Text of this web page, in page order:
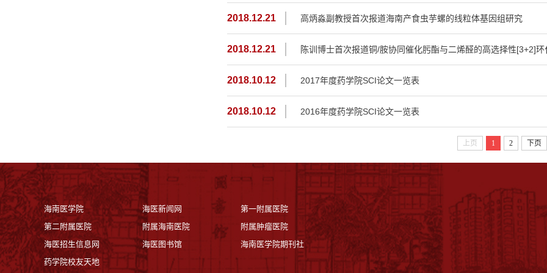
2018.12.21 高炳淼副教授首次报道海南产食虫芋螺的线粒体基因组研究
2018.12.21 陈训博士首次报道铜/胺协同催化肟酯与二烯醛的高选择性[3+2]环
2018.10.12 2017年度药学院SCI论文一览表
2018.10.12 2016年度药学院SCI论文一览表
上页 1 2 下页
海南医学院 海医新闻网
第一附属医院
第二附属医院
附属海南医院
附属肿瘤医院
海医招生信息网
海医图书馆
海南医学院期刊社
药学院校友天地